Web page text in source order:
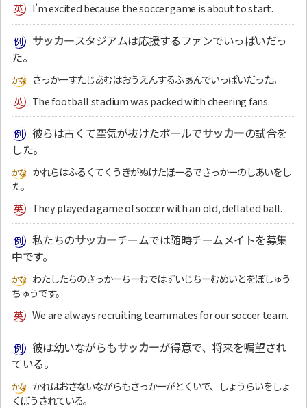
I’m excited because the soccer game is about to start.
サッカースタジアムは応援するファンでいっぱいだっ
た。
さっかーすたじあむはおうえんするふぁんでいっぱいだった。
The football stadium was packed with cheering fans.
彼らは古くて空気が抜けたボールでサッカーの試合を
した。
かれらはふるくてくうきがぬけたぼーるでさっかーのしあいをし
た。
They played a game of soccer with an old, deflated ball.
私たちのサッカーチームでは随時チームメイトを募集
中です。
わたしたちのさっかーちーむではずいじちーむめいとをぼしゅう
ちゅうです。
We are always recruiting teammates for our soccer team.
彼は幼いながらもサッカーが得意で、将来を嘱望され
ている。
かれはおさないながらもさっかーがとくいで、しょうらいをしょ
くぼうされている。